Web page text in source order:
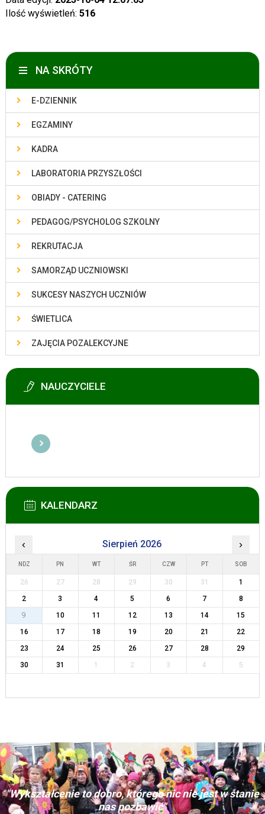
Ilość wyświetleń: 516
NA SKRÓTY
E-DZIENNIK
EGZAMINY
KADRA
LABORATORIA PRZYSZŁOŚCI
OBIADY - CATERING
PEDAGOG/PSYCHOLOG SZKOLNY
REKRUTACJA
SAMORZĄD UCZNIOWSKI
SUKCESY NASZYCH UCZNIÓW
ŚWIETLICA
ZAJĘCIA POZALEKCYJNE
NAUCZYCIELE
KALENDARZ
‹ Sierpień 2026 ›
NDZ PN WT ŚR CZW PT SOB
26 27 28 29 30 31
1
2
3 4 5 6 7
8
9
10 11 12 13 14
15
16
17 18 19 20 21
22
23
24 25 26 27 28
29
30
31 1 2 3 4 5
"Wykształcenie to dobro, którego nic nie jest w stanie
nas pozbawić"